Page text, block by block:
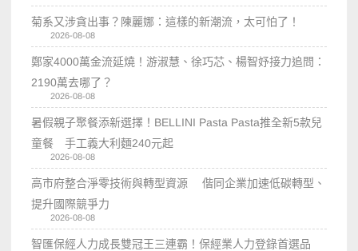
菊系又涉貪出事？陳麗娜：這樣的新潮流，太可怕了！
2026-08-08
鄭家4000萬金流延燒！游淑慧、徐巧芯、楊智妤接力追問：
2190萬去哪了？
2026-08-08
暑假親子聚餐添新選擇！BELLINI Pasta Pasta推全新5款兒
童餐 手工義大利麵240元起
2026-08-08
高市府整合淨零技術與轉型資源 偕同企業加速低碳轉型、
提升國際競爭力
2026-08-08
智匯保經人力成長雙冠王三連霸！保經業人力登錄首選品